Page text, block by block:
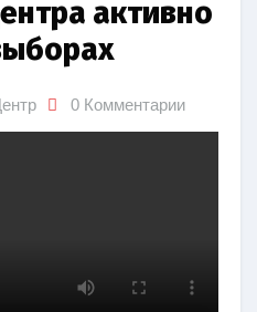
активно
0 Комментарии